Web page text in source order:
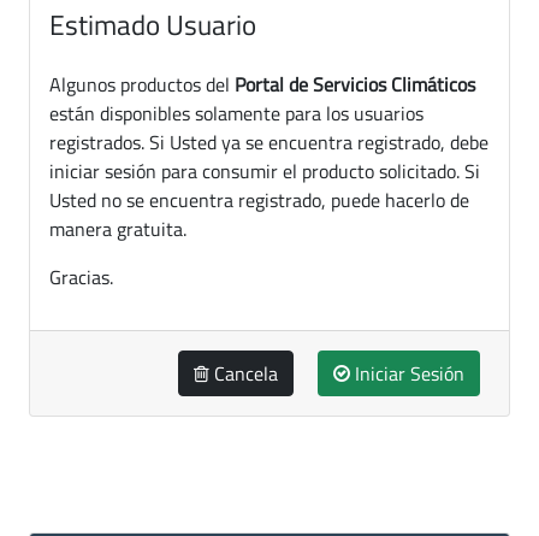
Estimado Usuario
Algunos productos del Portal de Servicios Climáticos
están disponibles solamente para los usuarios
registrados. Si Usted ya se encuentra registrado, debe
iniciar sesión para consumir el producto solicitado. Si
Usted no se encuentra registrado, puede hacerlo de
manera gratuita.
Gracias.
Cancela Iniciar Sesión